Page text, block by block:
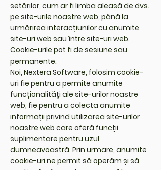
setărilor, cum ar fi limba aleasă de dvs.
pe site-urile noastre web, până la
urmărirea interacțiunilor cu anumite
site-uri web sau între site-uri web.
Cookie-urile pot fi de sesiune sau
permanente.
Noi, Nextera Software, folosim cookie-
uri fie pentru a permite anumite
funcționalități ale site-urilor noastre
web, fie pentru a colecta anumite
informații privind utilizarea site-urilor
noastre web care oferă funcții
suplimentare pentru uzul
dumneavoastră. Prin urmare, anumite
cookie-uri ne permit să operăm și să